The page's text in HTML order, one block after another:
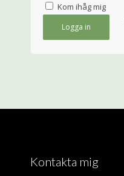
Kom ihåg mig
Logga in
Kontakta mig